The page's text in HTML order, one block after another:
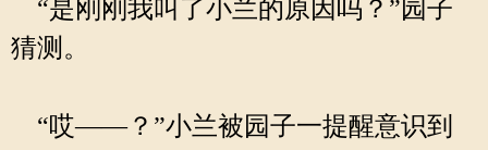
“是刚刚我叫了小兰的原因吗？”园子
猜测。
“哎——？”小兰被园子一提醒意识到